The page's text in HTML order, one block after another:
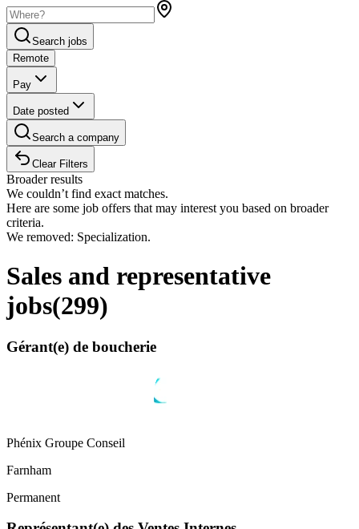
Search jobs
Remote
Pay
Date posted
Search a company
Clear Filters
Broader results
We couldn’t find exact matches.
Here are some job offers that may interest you based on broader
criteria.
We removed: Specialization.
Sales and representative
jobs(299)
Gérant(e) de boucherie
Phénix Groupe Conseil
Farnham
Permanent